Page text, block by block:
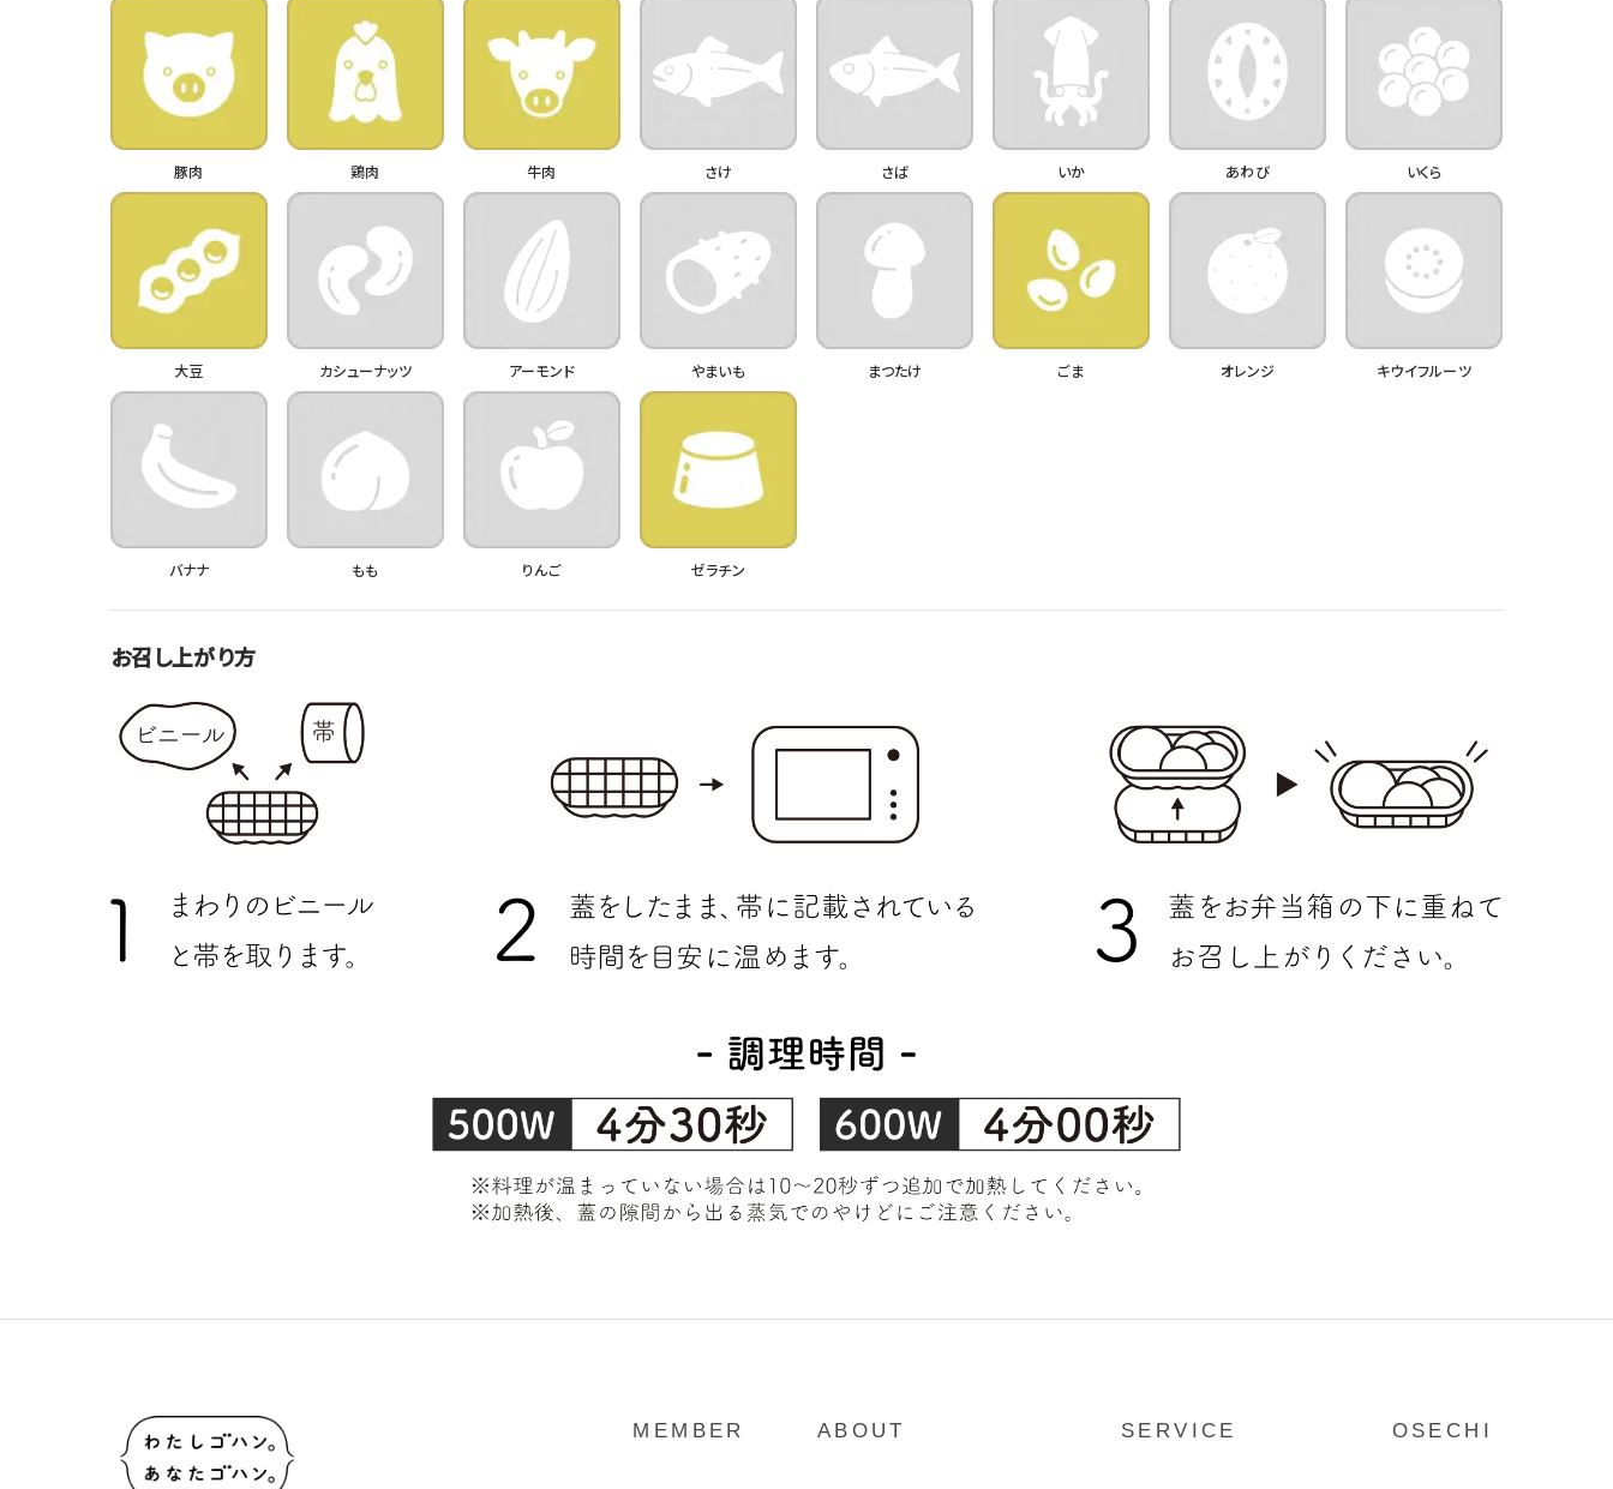
豚肉 鶏肉 牛肉 さけ さば いか あわび いくら
大豆 カシューナッツ アーモンド やまいも まつたけ ごま オレンジ キウイフルーツ
バナナ もも りんご ゼラチン
お召し上がり方
MEMBER ABOUT SERVICE OSECHI